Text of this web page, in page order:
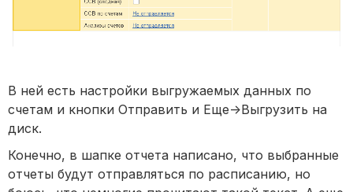
В ней есть настройки выгружаемых данных по
счетам и кнопки Отправить и Еще->Выгрузить на
диск.
Конечно, в шапке отчета написано, что выбранные
отчеты будут отправляться по расписанию, но